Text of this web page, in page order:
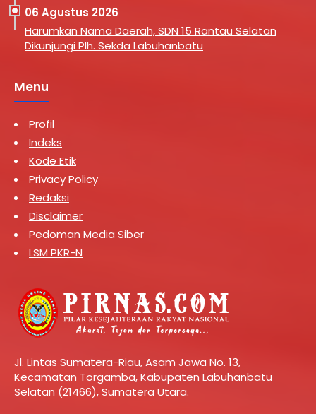
06 Agustus 2026
Harumkan Nama Daerah, SDN 15 Rantau Selatan
Dikunjungi Plh. Sekda Labuhanbatu
Menu
Profil
Indeks
Kode Etik
Privacy Policy
Redaksi
Disclaimer
Pedoman Media Siber
LSM PKR-N
Jl. Lintas Sumatera-Riau, Asam Jawa No. 13,
Kecamatan Torgamba, Kabupaten Labuhanbatu
Selatan (21466), Sumatera Utara.